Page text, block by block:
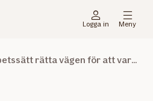
Logga in Meny
Flexibelt arbetssätt rätta vägen för att vara attraktiv arbetsgivare